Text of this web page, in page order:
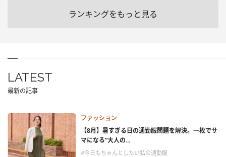
ランキングをもっと見る
LATEST
最新の記事
ファッション
【8月】暑すぎる日の通勤服問題を解決。一枚でサ
マになる“大人の...
#今日もちゃんとしたい私の通勤服